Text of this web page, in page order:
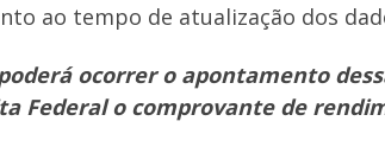
ao tempo de atualização dos
ocorrer o apontamento
Federal o comprovante de